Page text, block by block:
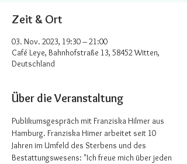
Zeit & Ort
03. Nov. 2023, 19:30 – 21:00
Café Leye, Bahnhofstraße 13, 58452 Witten,
Deutschland
Über die Veranstaltung
Publikumsgespräch mit Franziska Hilmer aus
Hamburg. Franziska Himer arbeitet seit 10
Jahren im Umfeld des Sterbens und des
Bestattungswesens: "Ich freue mich über jeden